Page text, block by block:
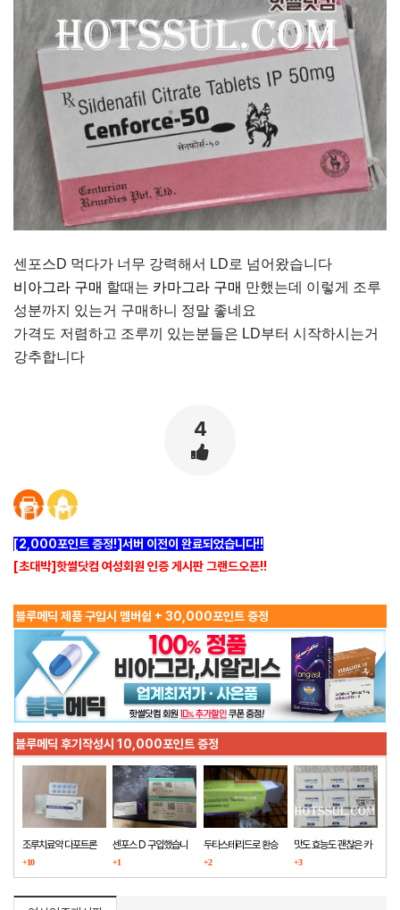
센포스D 먹다가 너무 강력해서 LD로 넘어왔습니다
비아그라 구매 할때는 카마그라 구매 만했는데 이렇게 조루
성분까지 있는거 구매하니 정말 좋네요
가격도 저렴하고 조루끼 있는분들은 LD부터 시작하시는거
강추합니다
4
[2,000포인트 증정!]서버 이전이 완료되었습니다!!
[초대박]핫썰닷컴 여성회원 인증 게시판 그랜드오픈!!
블루메딕 제품 구입시 멤버쉽 + 30,000포인트 증정
블루메딕 후기작성시 10,000포인트 증정
조루치료약 다포트론
구매했습니다
+10
센포스 D 구입했습니
다
+1
두타스테리드로 환승
+2
맛도 효능도 괜찮은 카
마그라
+3